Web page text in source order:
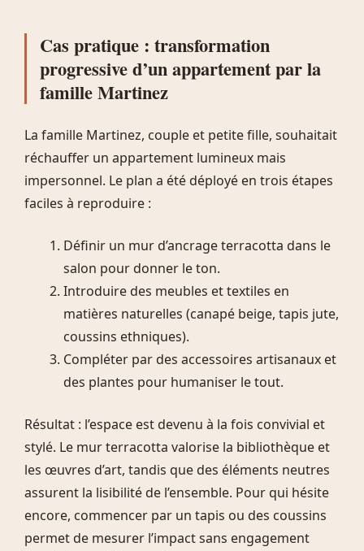
Cas pratique : transformation
progressive d’un appartement par la
famille Martinez
La famille Martinez, couple et petite fille, souhaitait
réchauffer un appartement lumineux mais
impersonnel. Le plan a été déployé en trois étapes
faciles à reproduire :
Définir un mur d’ancrage terracotta dans le
salon pour donner le ton.
Introduire des meubles et textiles en
matières naturelles (canapé beige, tapis jute,
coussins ethniques).
Compléter par des accessoires artisanaux et
des plantes pour humaniser le tout.
Résultat : l’espace est devenu à la fois convivial et
stylé. Le mur terracotta valorise la bibliothèque et
les œuvres d’art, tandis que des éléments neutres
assurent la lisibilité de l’ensemble. Pour qui hésite
encore, commencer par un tapis ou des coussins
permet de mesurer l’impact sans engagement